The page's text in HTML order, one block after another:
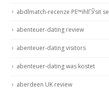
abdlmatch-recenze PЕ™ihlГЎsit se
abenteuer-dating review
abenteuer-dating visitors
abenteuer-dating was kostet
aberdeen UK review